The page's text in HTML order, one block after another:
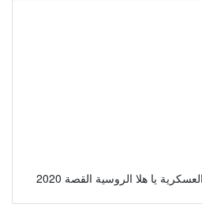
يا هلا الروسية القصة 2020